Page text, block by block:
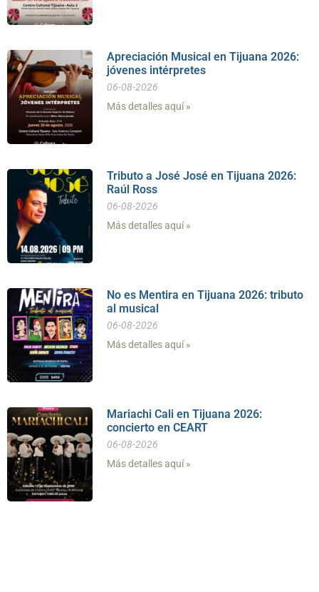
Apreciación Musical en Tijuana 2026:
jóvenes intérpretes
06-08-2026
Más detalles aquí »
Tributo a José José en Tijuana 2026:
Raúl Ross
06-08-2026
Más detalles aquí »
No es Mentira en Tijuana 2026: tributo
al musical
06-08-2026
Más detalles aquí »
Mariachi Cali en Tijuana 2026:
concierto en CEART
06-08-2026
Más detalles aquí »